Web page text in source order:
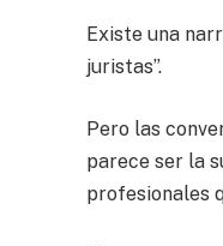
Existe una
juristas”.
Pero las
parece ser la
profesionales